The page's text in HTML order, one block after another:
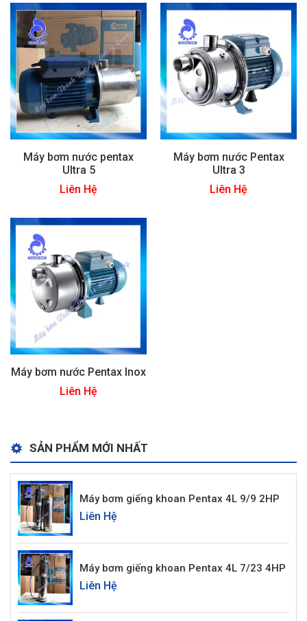
Máy bơm nước pentax
Ultra 5
Liên Hệ
Máy bơm nước Pentax
Ultra 3
Liên Hệ
Máy bơm nước Pentax Inox
Liên Hệ
SẢN PHẨM MỚI NHẤT
Máy bơm giếng khoan Pentax 4L 9/9 2HP
Liên Hệ
Máy bơm giếng khoan Pentax 4L 7/23 4HP
Liên Hệ